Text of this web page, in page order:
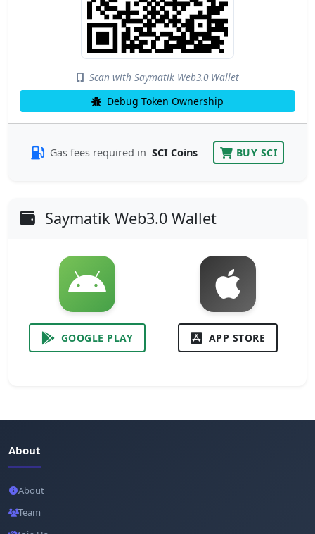
Scan with Saymatik Web3.0 Wallet
Debug Token Ownership
Gas fees required in SCI Coins BUY SCI
Saymatik Web3.0 Wallet
GOOGLE PLAY APP STORE
About
About
Team